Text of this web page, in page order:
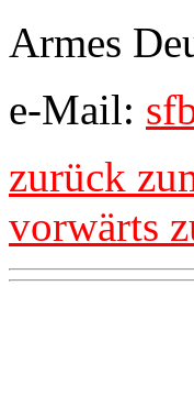
Armes
e-Mail:
zurück
vorwärts